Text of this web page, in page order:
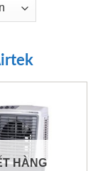
HÀNG